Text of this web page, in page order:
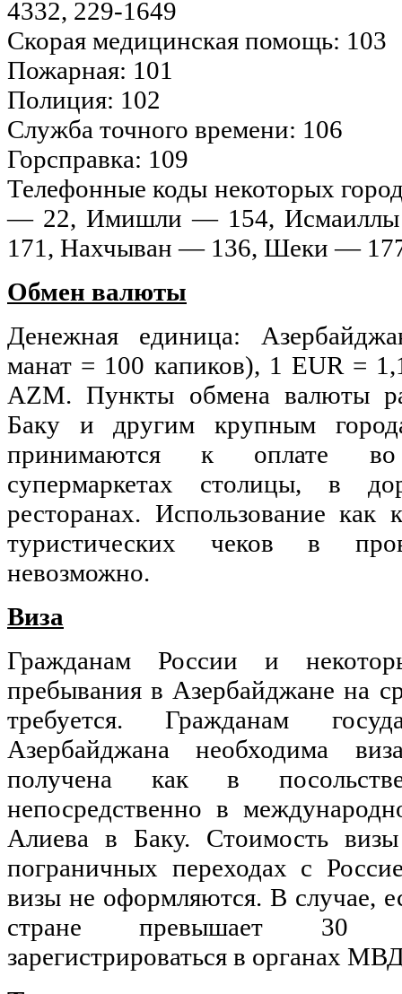
4332, 229-1649
Скорая медицинская помощь: 103
Пожарная: 101
Полиция: 102
Служба точного времени: 106
Горсправка: 109
Телефонные коды некоторых
— 22, Имишли — 154,
171, Нахчыван — 136, Шеки —
Обмен валюты
Денежная единица:
манат = 100 капиков), 1 EUR =
AZM. Пункты обмена валюты
Баку и другим крупным
принимаются к оплате
супермаркетах столицы, в
ресторанах. Использование как
туристических чеков в
невозможно.
Виза
Гражданам России и
пребывания в Азербайджане на
требуется. Гражданам
Азербайджана необходима
получена как в
непосредственно в
Алиева в Баку. Стоимость
пограничных переходах с
визы не оформляются. В случае,
стране превышает 30
зарегистрироваться в органах